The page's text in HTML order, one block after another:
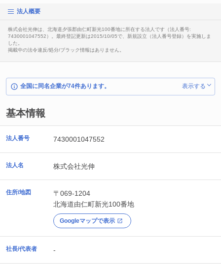
法人概要
株式会社光伸は、北海道夕張郡由仁町新光100番地に所在する法人です（法人番号:
7430001047552）。最終登記更新は2015/10/05で、新規設立（法人番号登録）を実施しま
した。
掲載中の法令違反/処分/ブラック情報はありません。
全国に同名企業が74件あります。 表示する
基本情報
法人番号 7430001047552
法人名 株式会社光伸
住所/地図
〒069-1204
北海道由仁町新光100番地
Googleマップで表示
社長/代表者 -